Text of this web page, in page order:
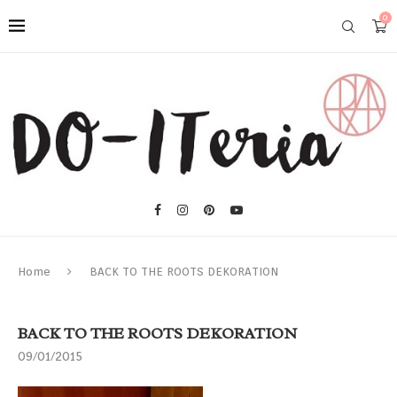
0
Home BACK TO THE ROOTS DEKORATION
BACK TO THE ROOTS DEKORATION
09/01/2015